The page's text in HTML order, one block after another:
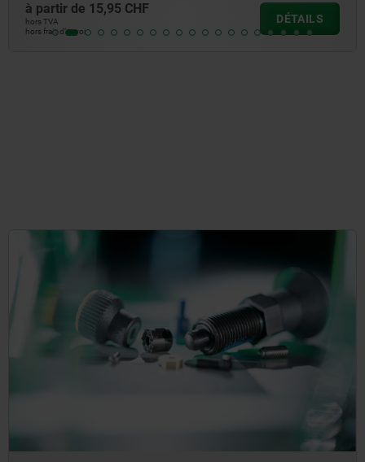
à partir de 13,26 CHF
hors TVA
hors frais d’envoi
DÉTAILS